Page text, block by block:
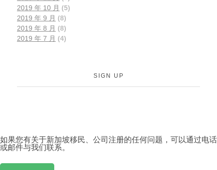
2019 年 10 月 (5)
2019 年 9 月 (8)
2019 年 8 月 (8)
2019 年 7 月 (4)
SIGN UP
如果您有关于新加坡移民、公司注册的任何问题，可以通过电话
或邮件与我们联系。